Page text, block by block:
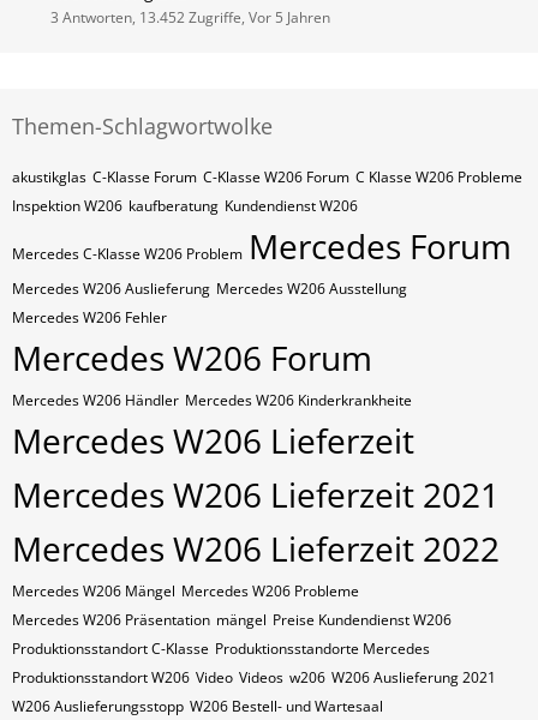
3 Antworten, 13.452 Zugriffe, Vor 5 Jahren
Themen-Schlagwortwolke
akustikglas C-Klasse Forum C-Klasse W206 Forum C Klasse W206 Probleme
Inspektion W206 kaufberatung Kundendienst W206
Mercedes C-Klasse W206 Problem Mercedes Forum
Mercedes W206 Auslieferung Mercedes W206 Ausstellung
Mercedes W206 Fehler
Mercedes W206 Forum
Mercedes W206 Händler Mercedes W206 Kinderkrankheite
Mercedes W206 Lieferzeit
Mercedes W206 Lieferzeit 2021
Mercedes W206 Lieferzeit 2022
Mercedes W206 Mängel Mercedes W206 Probleme
Mercedes W206 Präsentation mängel Preise Kundendienst W206
Produktionsstandort C-Klasse Produktionsstandorte Mercedes
Produktionsstandort W206 Video Videos w206 W206 Auslieferung 2021
W206 Auslieferungsstopp W206 Bestell- und Wartesaal